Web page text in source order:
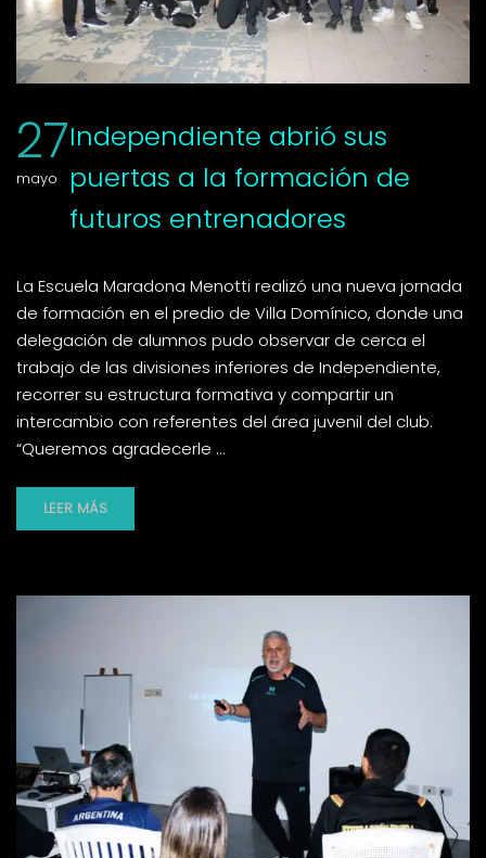
27
mayo
Independiente abrió sus
puertas a la formación de
futuros entrenadores
La Escuela Maradona Menotti realizó una nueva jornada
de formación en el predio de Villa Domínico, donde una
delegación de alumnos pudo observar de cerca el
trabajo de las divisiones inferiores de Independiente,
recorrer su estructura formativa y compartir un
intercambio con referentes del área juvenil del club.
“Queremos agradecerle …
LEER MÁS